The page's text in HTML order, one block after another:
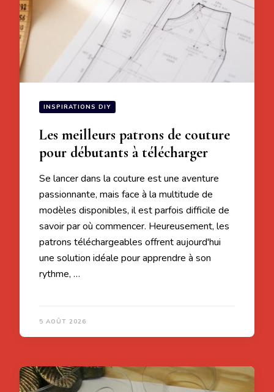
INSPIRATIONS DIY
Les meilleurs patrons de couture
pour débutants à télécharger
Se lancer dans la couture est une aventure
passionnante, mais face à la multitude de
modèles disponibles, il est parfois difficile de
savoir par où commencer. Heureusement, les
patrons téléchargeables offrent aujourd'hui
une solution idéale pour apprendre à son
rythme, …
5 AOÛT 2026